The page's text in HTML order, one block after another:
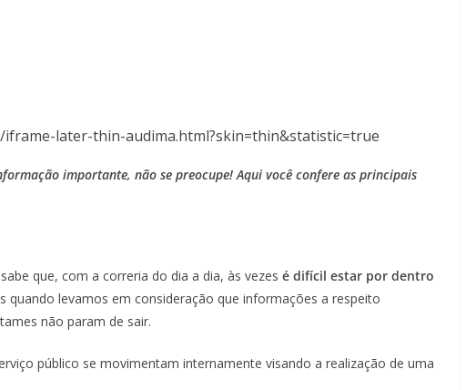
iframe-later-thin-audima.html?skin=thin&statistic=true
importante, não se preocupe! Aqui você confere as principais
sabe que, com a correria do dia a dia, às vezes é difícil estar por dentro
quando levamos em consideração que informações a respeito
não param de sair.
público se movimentam internamente visando a realização de uma